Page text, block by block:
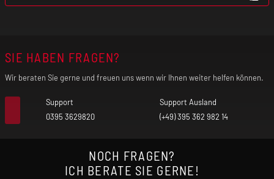
SIE HABEN FRAGEN?
Wir beraten Sie gerne und freuen uns wenn wir Ihnen weiter helfen können.
Support
0395 3629820
Support Ausland
(+49) 395 362 982 14
NOCH FRAGEN?
ICH BERATE SIE GERNE!